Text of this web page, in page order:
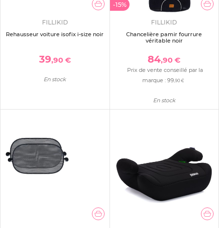
FILLIKID
Rehausseur voiture isofix i-size noir
39,90 €
En stock
-15%
FILLIKID
Chancelière pamir fourrure
véritable noir
84,90 €
Prix de vente conseillé par la
marque : 99 ,90 €
En stock